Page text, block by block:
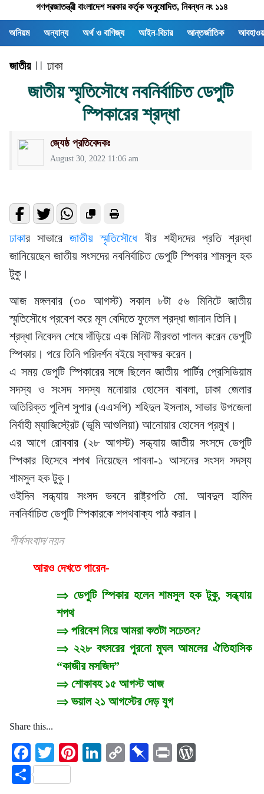
গণপ্রজাতন্ত্রী বাংলাদেশ সরকার কর্তৃক অনুমোদিত, নিবন্ধন নং ১১৪
অনিয়ম অন্যান্য অর্থ ও বাণিজ্য আইন-বিচার আন্তর্জাতিক
জাতীয়| | ঢাকা
জাতীয় স্মৃতিসৌধে নবনির্বাচিত ডেপুটি
স্পিকারের শ্রদ্ধা
জ্যেষ্ঠ প্রতিবেদকঃ
August 30, 2022 11:06 am
ঢাকার সাভারেজাতীয় স্মৃতিসৌধেবীর শহীদদের প্রতি শ্রদ্ধা
জানিয়েছেন জাতীয় সংসদের নবনির্বাচিত ডেপুটি স্পিকার শামসুল হক
টুকু।
আজ মঙ্গলবার (৩০ আগস্ট) সকাল ৮টা ৫৬ মিনিটে জাতীয়
স্মৃতিসৌধে প্রবেশ করে মূল বেদিতে ফুলেল শ্রদ্ধা জানান তিনি।
শ্রদ্ধা নিবেদন শেষে দাঁড়িয়ে এক মিনিট নীরবতা পালন করেন ডেপুটি
স্পিকার। পরে তিনি পরিদর্শন বইয়ে স্বাক্ষর করেন।
এ সময় ডেপুটি স্পিকারের সঙ্গে ছিলেন জাতীয় পার্টির প্রেসিডিয়াম
সদস্য ও সংসদ সদস্য মনোয়ার হোসেন বাবলা, ঢাকা জেলার
অতিরিক্ত পুলিশ সুপার (এএসপি) শহিদুল ইসলাম, সাভার উপজেলা
নির্বাহী ম্যাজিস্ট্রেট (ভূমি আশুলিয়া) আনোয়ার হোসেন প্রমুখ।
এর আগে রোববার (২৮ আগস্ট) সন্ধ্যায় জাতীয় সংসদে ডেপুটি
স্পিকার হিসেবে শপথ নিয়েছেন পাবনা-১ আসনের সংসদ সদস্য
শামসুল হক টুকু।
ওইদিন সন্ধ্যায় সংসদ ভবনে রাষ্ট্রপতি মো. আবদুল হামিদ
নবনির্বাচিত ডেপুটি স্পিকারকে শপথবাক্য পাঠ করান।
শীর্ষসংবাদ/নয়ন
আরও দেখতে পারেন-
⇒ ডেপুটি স্পিকার হলেন শামসুল হক টুকু, সন্ধ্যায়
শপথ
⇒ পরিবেশ নিয়ে আমরা কতটা সচেতন?
⇒ ২২৮ বৎসরের পুরনো মুঘল আমলের ঐতিহাসিক
“কাজীর মসজিদ”
⇒ শোকাবহ ১৫ আগস্ট আজ
⇒ ভয়াল ২১ আগস্টের দেড় যুগ
Share this...
Facebook
TwitterPinterest
LinkedIn
CopyPinboard
Print
Share